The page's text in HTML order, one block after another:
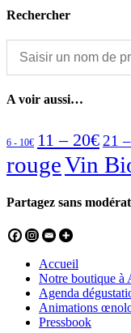
Rechercher
A voir aussi…
6 - 10€ 11 – 20€ 21
rougeVin
Partagez sans
Accueil
Notre boutique à
Agenda
Animations
Pressbook